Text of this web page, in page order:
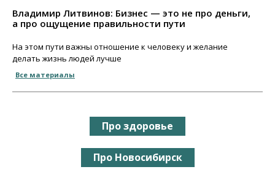
Владимир Литвинов: Бизнес — это не про деньги,
а про ощущение правильности пути
На этом пути важны отношение к человеку и желание
делать жизнь людей лучше
Все материалы
Про здоровье
Про Новосибирск